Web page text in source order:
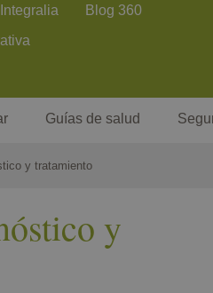
Blog 360
Guías de salud
y tratamiento
y